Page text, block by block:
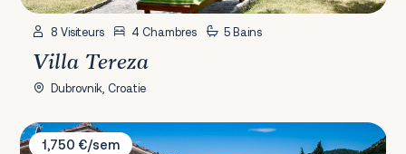
8 Visiteurs 4 Chambres 5 Bains
Villa Tereza
Dubrovnik, Croatie
Villa Kameni Dvori
1,750 €/sem